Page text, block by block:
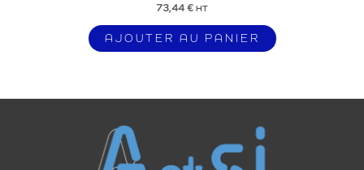
73,44 € HT
AJOUTER AU PANIER